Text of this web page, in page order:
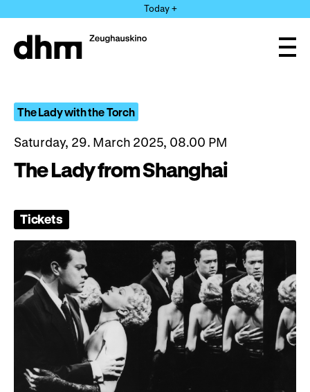
directly
the
Today +
The Lady with the Torch
Saturday, 29. March 2025, 08.00 PM
The Lady from Shanghai
Tickets